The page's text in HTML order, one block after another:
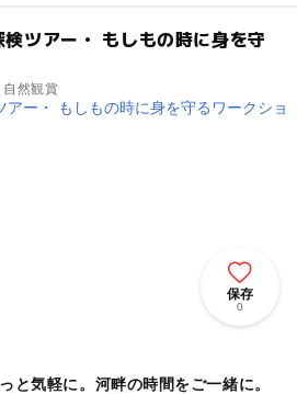
ツアー・ もしもの時に身を守
自然観賞
保存
0
と気軽に。河畔の時間をご一緒に。